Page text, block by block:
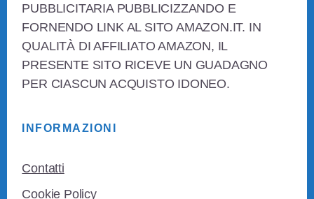
PUBBLICITARIA PUBBLICIZZANDO E
FORNENDO LINK AL SITO AMAZON.IT. IN
QUALITÀ DI AFFILIATO AMAZON, IL
PRESENTE SITO RICEVE UN GUADAGNO
PER CIASCUN ACQUISTO IDONEO.
INFORMAZIONI
Contatti
Cookie Policy